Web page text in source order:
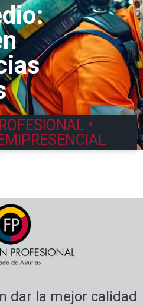
•
dar la mejor calidad